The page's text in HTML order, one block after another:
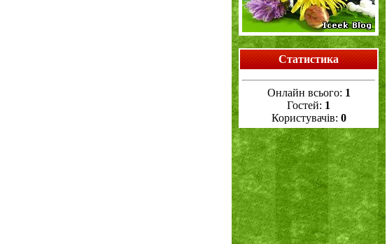
Статистика
Онлайн всього: 1
Гостей: 1
Користувачів: 0